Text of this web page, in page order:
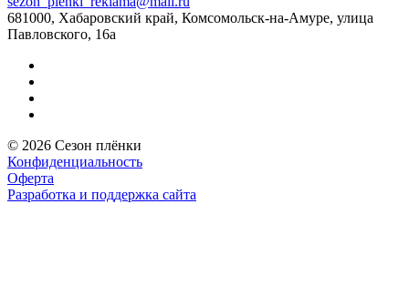
681000, Хабаровский край, Комсомольск-на-Амуре, улица
Павловского, 16а
© 2026 Сезон плёнки
Конфиденциальность
Оферта
Разработка и поддержка сайта